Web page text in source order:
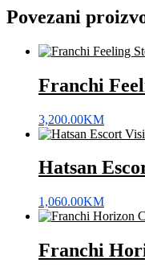
Povezani
Franchi
3,200.00KM
Hatsan
1,060.00KM
Franchi